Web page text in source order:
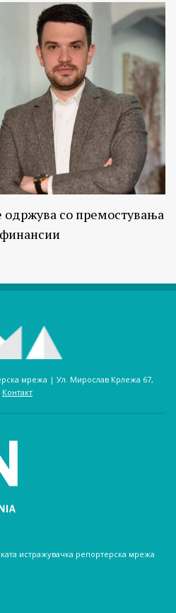
со премостувања
мрежа | Ул. Мирослав Крлежа 67,
Контакт
истражувачка репортерска мрежа